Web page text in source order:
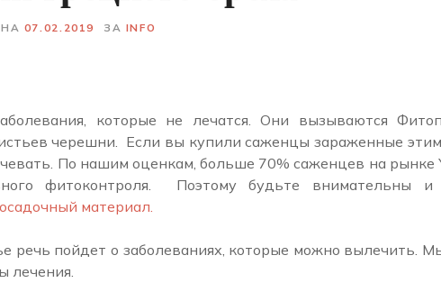
07.02.2019 ЗА INFO
которые не лечатся. Они вызываются
черешни. Если вы купили саженцы зараженные
По нашим оценкам, больше 70% саженцев на
фитоконтроля. Поэтому будьте внимательны и
материал.
речь пойдет о заболеваниях, которые можно вылечить.
лечения.